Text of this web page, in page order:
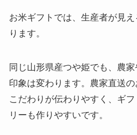
お米ギフトでは、生産者が見
ります。
同じ山形県産つや姫でも、農
印象は変わります。農家直送
こだわりが伝わりやすく、ギ
リーも作りやすいです。